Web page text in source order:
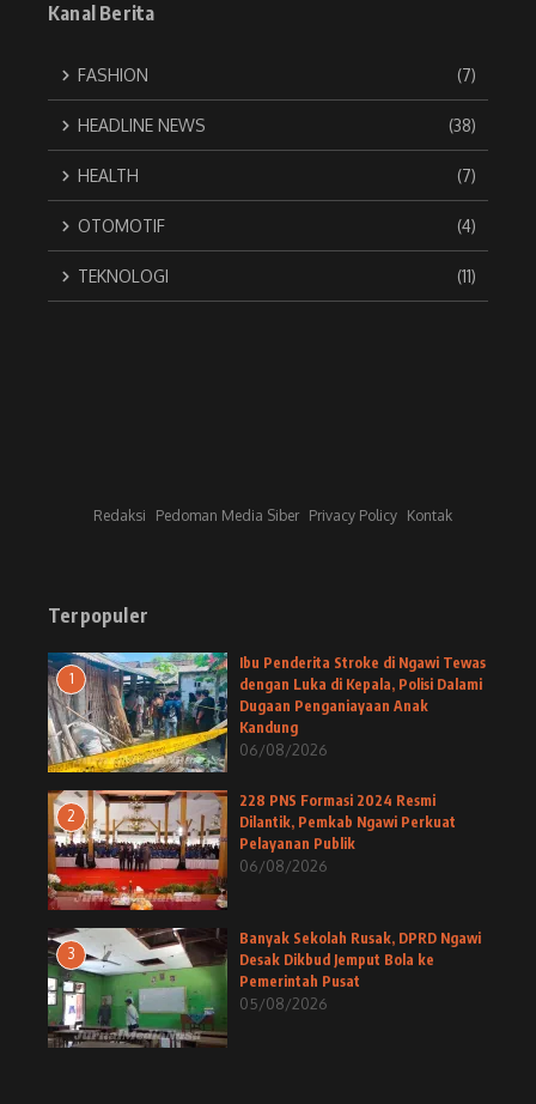
Kanal Berita
FASHION (7)
HEADLINE NEWS (38)
HEALTH (7)
OTOMOTIF (4)
TEKNOLOGI (11)
Redaksi Pedoman Media Siber Privacy Policy Kontak
Terpopuler
1
Ibu Penderita Stroke di Ngawi Tewas
dengan Luka di Kepala, Polisi Dalami
Dugaan Penganiayaan Anak
Kandung
06/08/2026
2
228 PNS Formasi 2024 Resmi
Dilantik, Pemkab Ngawi Perkuat
Pelayanan Publik
06/08/2026
3
Banyak Sekolah Rusak, DPRD Ngawi
Desak Dikbud Jemput Bola ke
Pemerintah Pusat
05/08/2026